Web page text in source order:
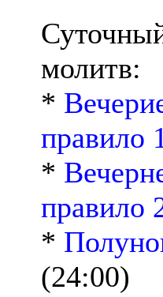
молитв:
*
правило
*
правило
*
(24:00)